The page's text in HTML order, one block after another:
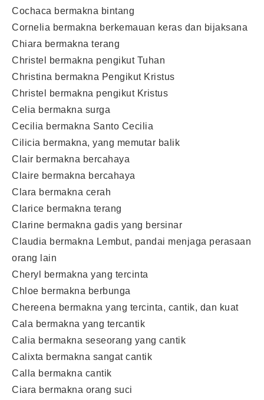
Cochaca bermakna bintang
Cornelia bermakna berkemauan keras dan bijaksana
Chiara bermakna terang
Christel bermakna pengikut Tuhan
Christina bermakna Pengikut Kristus
Christel bermakna pengikut Kristus
Celia bermakna surga
Cecilia bermakna Santo Cecilia
Cilicia bermakna, yang memutar balik
Clair bermakna bercahaya
Claire bermakna bercahaya
Clara bermakna cerah
Clarice bermakna terang
Clarine bermakna gadis yang bersinar
Claudia bermakna Lembut, pandai menjaga perasaan
orang lain
Cheryl bermakna yang tercinta
Chloe bermakna berbunga
Chereena bermakna yang tercinta, cantik, dan kuat
Cala bermakna yang tercantik
Calia bermakna seseorang yang cantik
Calixta bermakna sangat cantik
Calla bermakna cantik
Ciara bermakna orang suci